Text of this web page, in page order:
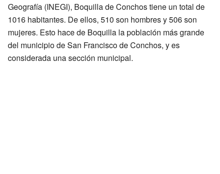
Geografía (INEGI), Boquilla de Conchos tiene un total de
1016 habitantes. De ellos, 510 son hombres y 506 son
mujeres. Esto hace de Boquilla la población más grande
del municipio de San Francisco de Conchos, y es
considerada una sección municipal.